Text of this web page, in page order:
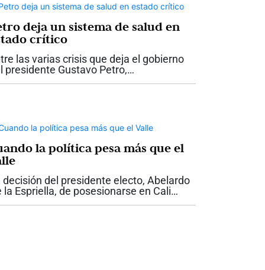
deja un sistema de salud en
crítico
las varias crisis que deja el gobierno
presidente Gustavo Petro,
la política pesa más que el
decisión del presidente electo, Abelardo
la Espriella, de posesionarse en Cali